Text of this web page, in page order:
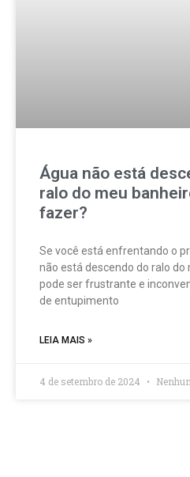
Água não está
ralo do meu
fazer?
Se você está enfrentando o
não está descendo do ralo do
pode ser frustrante e
de entupimento
LEIA MAIS »
4 de setembro de 2024